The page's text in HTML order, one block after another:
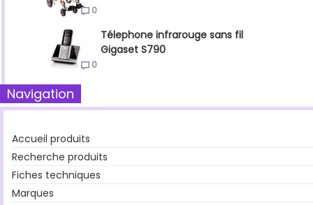
0
Télephone infrarouge sans fil
Gigaset S790
0
Navigation
Accueil produits
Recherche produits
Fiches techniques
Marques